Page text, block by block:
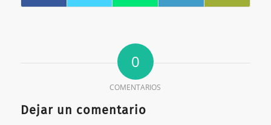
0
COMENTARIOS
Dejar un comentario